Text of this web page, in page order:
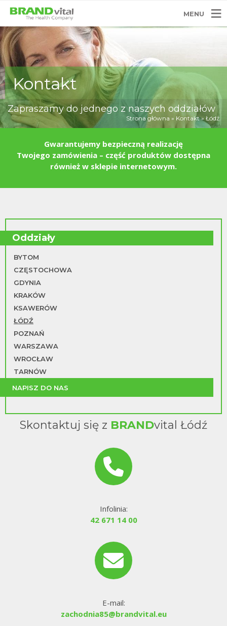
MENU
Kontakt
Zapraszamy do jednego z naszych oddziałów
Strona główna » Kontakt» Łódź
Gwarantujemy bezpieczną realizację
Twojego zamówienia – część produktów dostępna
również w sklepie internetowym.
Oddziały
BYTOM
CZĘSTOCHOWA
GDYNIA
KRAKÓW
KSAWERÓW
ŁÓDŹ
POZNAŃ
WARSZAWA
WROCŁAW
TARNÓW
NAPISZ DO NAS
Skontaktuj się z BRANDvital Łódź
Infolinia:
42 671 14 00
E-mail:
zachodnia85@brandvital.eu